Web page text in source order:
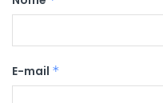
E-mail *